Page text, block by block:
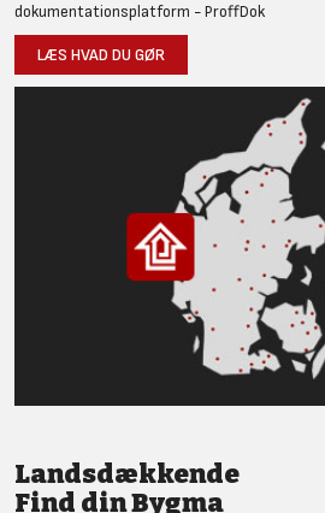
dokumentationsplatform - ProffDok
LÆS HVAD DU GØR
Landsdækkende
Find din Bygma